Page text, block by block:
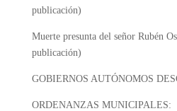
publicación)
Muerte presunta del señor Rubén
publicación)
GOBIERNOS AUTÓNOMOS
ORDENANZAS MUNICIPALES: